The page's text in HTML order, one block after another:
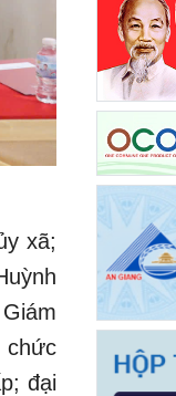
xã;
chức
đại